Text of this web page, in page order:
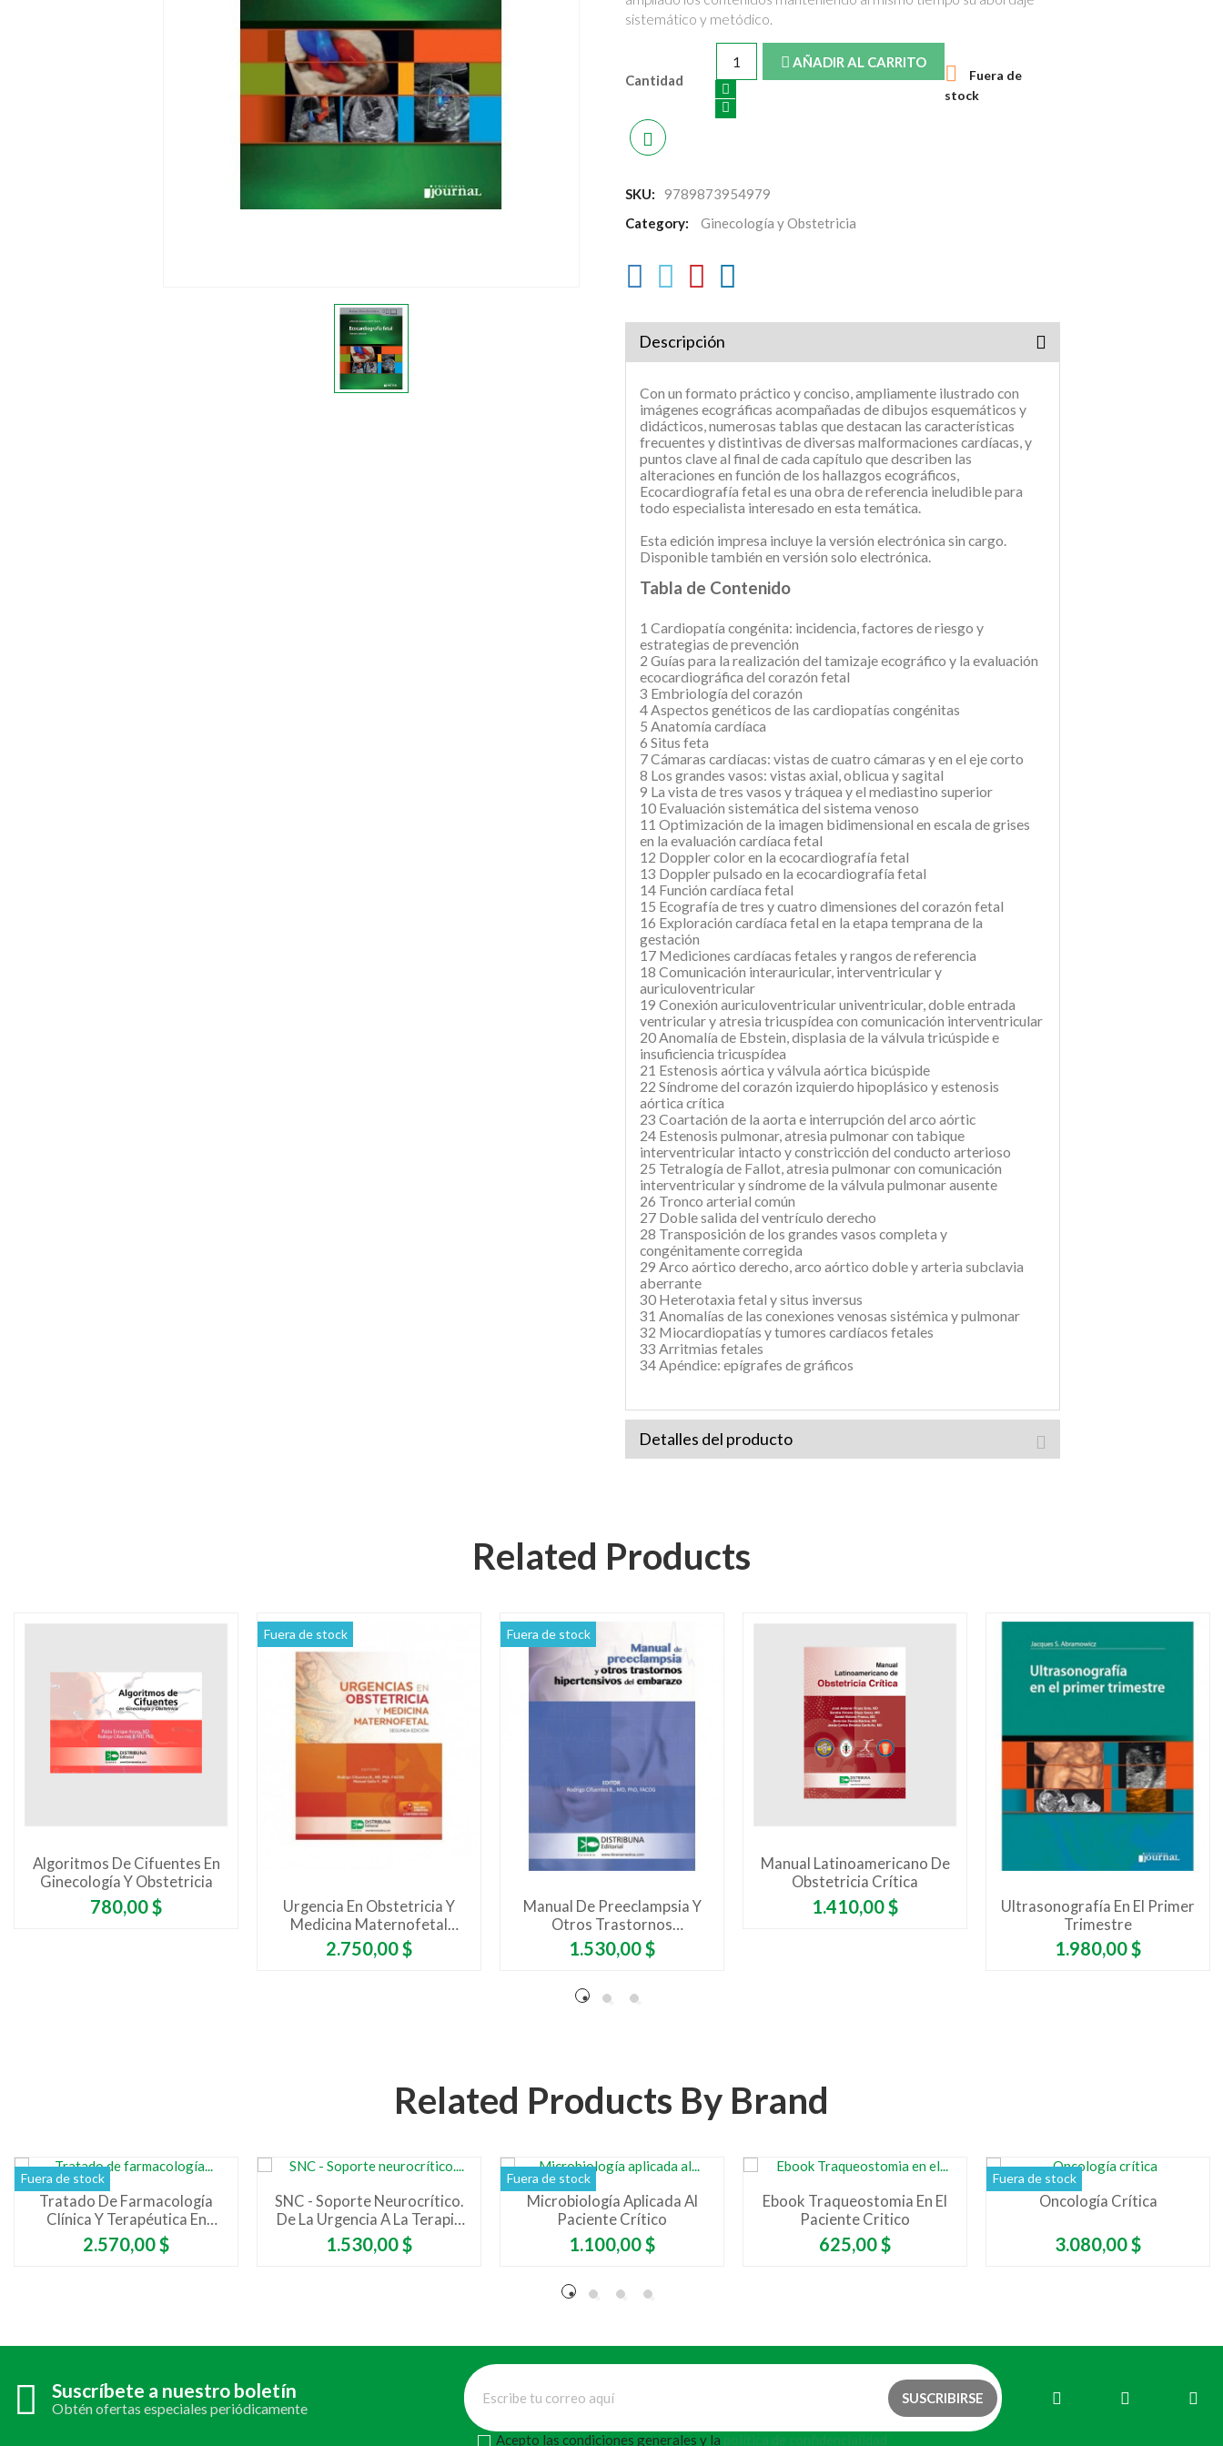
sistemático y metódico.
Cantidad
AÑADIR AL CARRITO 
Fuera de
stock
SKU:
9789873954979
Category:
Ginecología y Obstetricia
Descripción
Con un formato práctico y conciso, ampliamente ilustrado con
imágenes ecográficas acompañadas de dibujos esquemáticos y
didácticos, numerosas tablas que destacan las características
frecuentes y distintivas de diversas malformaciones cardíacas, y
puntos clave al final de cada capítulo que describen las
alteraciones en función de los hallazgos ecográficos,
Ecocardiografía fetal es una obra de referencia ineludible para
todo especialista interesado en esta temática.
Esta edición impresa incluye la versión electrónica sin cargo.
Disponible también en versión solo electrónica.
Tabla de Contenido
1 Cardiopatía congénita: incidencia, factores de riesgo y
estrategias de prevención
2 Guías para la realización del tamizaje ecográfico y la evaluación
ecocardiográfica del corazón fetal
3 Embriología del corazón
4 Aspectos genéticos de las cardiopatías congénitas
5 Anatomía cardíaca
6 Situs feta
7 Cámaras cardíacas: vistas de cuatro cámaras y en el eje corto
8 Los grandes vasos: vistas axial, oblicua y sagital
9 La vista de tres vasos y tráquea y el mediastino superior
10 Evaluación sistemática del sistema venoso
11 Optimización de la imagen bidimensional en escala de grises
en la evaluación cardíaca fetal
12 Doppler color en la ecocardiografía fetal
13 Doppler pulsado en la ecocardiografía fetal
14 Función cardíaca fetal
15 Ecografía de tres y cuatro dimensiones del corazón fetal
16 Exploración cardíaca fetal en la etapa temprana de la
gestación
17 Mediciones cardíacas fetales y rangos de referencia
18 Comunicación interauricular, interventricular y
auriculoventricular
19 Conexión auriculoventricular univentricular, doble entrada
ventricular y atresia tricuspídea con comunicación interventricular
20 Anomalía de Ebstein, displasia de la válvula tricúspide e
insuficiencia tricuspídea
21 Estenosis aórtica y válvula aórtica bicúspide
22 Síndrome del corazón izquierdo hipoplásico y estenosis
aórtica crítica
23 Coartación de la aorta e interrupción del arco aórtic
24 Estenosis pulmonar, atresia pulmonar con tabique
interventricular intacto y constricción del conducto arterioso
25 Tetralogía de Fallot, atresia pulmonar con comunicación
interventricular y síndrome de la válvula pulmonar ausente
26 Tronco arterial común
27 Doble salida del ventrículo derecho
28 Transposición de los grandes vasos completa y
congénitamente corregida
29 Arco aórtico derecho, arco aórtico doble y arteria subclavia
aberrante
30 Heterotaxia fetal y situs inversus
31 Anomalías de las conexiones venosas sistémica y pulmonar
32 Miocardiopatías y tumores cardíacos fetales
33 Arritmias fetales
34 Apéndice: epígrafes de gráficos
Detalles del producto
Related Products
Algoritmos De Cifuentes En
Ginecología Y Obstetricia
Precio
780,00 $
Fuera de stock
Urgencia En Obstetricia Y
Medicina Maternofetal
Segunda Edición
Precio
2.750,00 $
Fuera de stock
Manual De Preeclampsia Y
Otros Trastornos
Hipertensivos Del Embarazo -
Incluye Glosario De Fármacos
Precio
1.530,00 $
Manual Latinoamericano De
Obstetricia Crítica
Precio
1.410,00 $
Ultrasonografía En El Primer
Trimestre
Precio
1.980,00 $
Related Products By Brand
Fuera de stock
Tratado De Farmacología
Clínica Y Terapéutica En
Cuidados Críticos
Precio
2.570,00 $
SNC - Soporte Neurocrítico.
De La Urgencia A La Terapia
Intensiva
Precio
1.530,00 $
Fuera de stock
Microbiología Aplicada Al
Paciente Crítico
Precio
1.100,00 $
Ebook Traqueostomia En El
Paciente Critico
Precio
625,00 $
Fuera de stock
Oncología Crítica
Precio
3.080,00 $
Suscríbete a nuestro boletín
Obtén ofertas especiales periódicamente
Acepto las condiciones generales y la política de confidencialidad